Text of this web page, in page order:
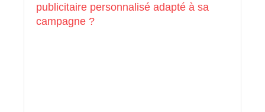
publicitaire personnalisé adapté à sa
campagne ?